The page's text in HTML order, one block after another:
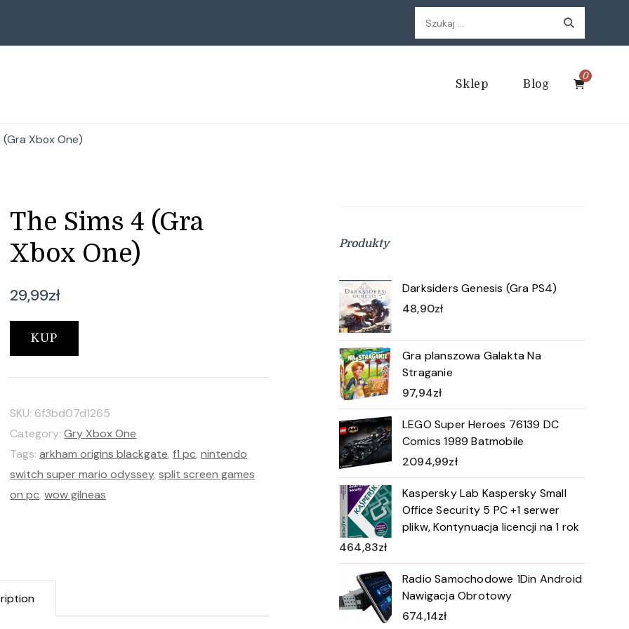
Szukaj:
Sklep Blog
0
(Gra Xbox One)
The Sims 4 (Gra
Xbox One)
29,99zł
KUP
SKU: 6f3bd07d1265
Category:Gry Xbox One
Tags:arkham origins blackgate,f1 pc,nintendo
switch super mario odyssey,split screen games
on pc,wow gilneas
Produkty
Darksiders Genesis (Gra PS4)
48,90zł
Gra planszowa Galakta Na
Straganie
97,94zł
LEGO Super Heroes 76139 DC
Comics 1989 Batmobile
2094,99zł
Kaspersky Lab Kaspersky Small
Office Security 5 PC +1 serwer
plikw, Kontynuacja licencji na 1 rok
464,83zł
Radio Samochodowe 1Din Android
Nawigacja Obrotowy
674,14zł